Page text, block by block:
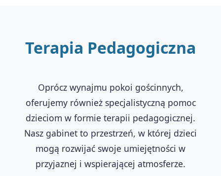
Terapia Pedagogiczna
Oprócz wynajmu pokoi gościnnych,
oferujemy również specjalistyczną pomoc
dzieciom w formie terapii pedagogicznej.
Nasz gabinet to przestrzeń, w której dzieci
mogą rozwijać swoje umiejętności w
przyjaznej i wspierającej atmosferze.